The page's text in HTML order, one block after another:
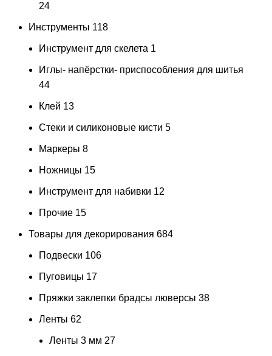
24
Инструменты 118
Инструмент для скелета 1
Иглы- напёрстки- приспособления для шитья
44
Клей 13
Стеки и силиконовые кисти 5
Маркеры 8
Ножницы 15
Инструмент для набивки 12
Прочие 15
Товары для декорирования 684
Подвески 106
Пуговицы 17
Пряжки заклепки брадсы люверсы 38
Ленты 62
Ленты 3 мм 27